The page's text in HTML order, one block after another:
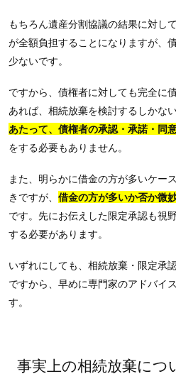
もちろん遺産分割協議の結果に対し
が全額負担することになりますが、
少ないです。
ですから、債権者に対しても完全に
あれば、相続放棄を検討するしかない
あたって、債権者の承認・承諾・同
をする必要もありません。
また、明らかに借金の方が多いケー
きですが、 借金の方が多いか否か微
です。先にお伝えした限定承認も視
する必要があります。
いずれにしても、相続放棄・限定承
ですから、早めに専門家のアドバイ
す。
事実上の相続放棄につ